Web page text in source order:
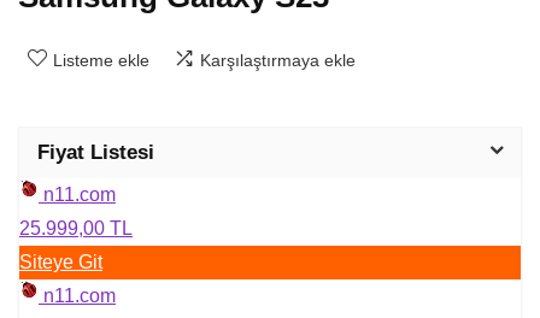
Listeme ekle Karşılaştırmaya ekle
Fiyat Listesi
n11.com
25.999,00 TL
Siteye Git
n11.com